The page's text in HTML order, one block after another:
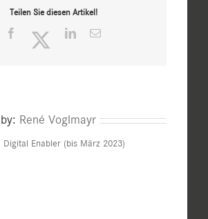
Teilen Sie diesen Artikel!
Facebook TwitterLinkedIn
E-
René Voglmayr
Digital Enabler (bis März 2023)